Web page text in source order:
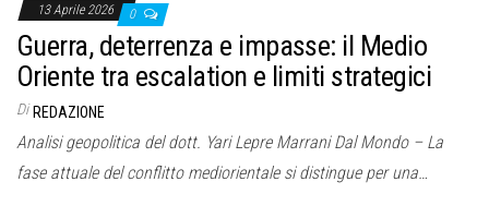
13 Aprile 2026 0
Guerra, deterrenza e impasse: il Medio
Oriente tra escalation e limiti strategici
Di REDAZIONE
Analisi geopolitica del dott. Yari Lepre Marrani Dal Mondo – La
fase attuale del conflitto mediorientale si distingue per una…